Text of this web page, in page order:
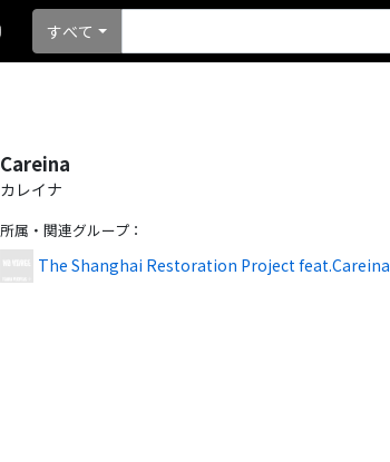
すべて
Careina
カレイナ
所属・関連グループ：
The Shanghai Restoration Project feat.Careina